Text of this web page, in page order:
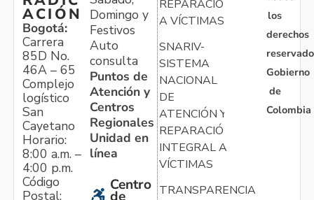
ACIÓN
Bogotá:
Carrera
85D No.
46A – 65
Complejo
logístico
San
Cayetano
Horario:
8:00 a.m. –
4:00 p.m.
Código
Postal:
Domingo y
Festivos
Auto
consulta
Puntos de
Atención y
Centros
Regionales
Unidad en
línea
Centro
REPARACIÓN
A VÍCTIMAS
SNARIV-
SISTEMA
NACIONAL
DE
ATENCIÓN Y
REPARACIÓN
INTEGRAL A
VÍCTIMAS
TRANSPARENCIA
los
derechos
Gobierno
de
Colombia